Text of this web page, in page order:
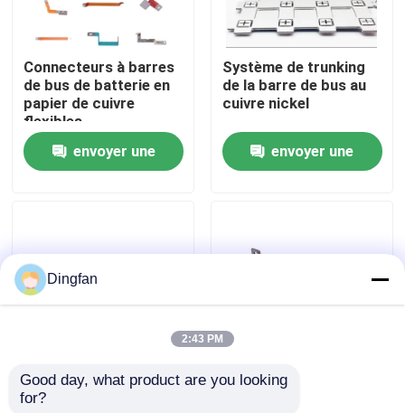
Visite d'usine
Contrôle de qualité
Contactez-nous
Demandez une citation
bande en acier nickelée
Connecteurs à barres
de bus de batterie en
papier de cuivre
flexibles
envoyer une
Système de trunking
de la barre de bus au
cuivre nickel
envoyer une
Rétracteur de flamme,
tube thermique
Connecteur à barres
Dingfan
2:43 PM
Good day, what product are you looking
for?